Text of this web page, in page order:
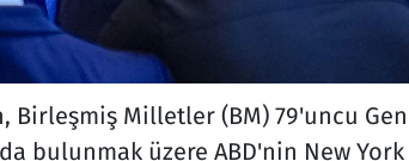
Birleşmiş Milletler (BM) 79'uncu
bulunmak üzere ABD'nin New York